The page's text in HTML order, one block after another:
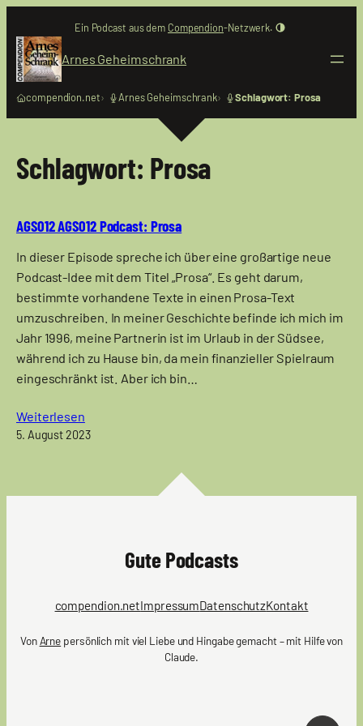
Inhalt
springen
Ein Podcast aus dem Compendion-Netzwerk.
Arnes Geheimschrank
compendion.net Arnes Geheimschrank Schlagwort: Prosa
Schlagwort: Prosa
AGS012 AGS012 Podcast: Prosa
In dieser Episode spreche ich über eine großartige neue
Podcast-Idee mit dem Titel „Prosa“. Es geht darum,
bestimmte vorhandene Texte in einen Prosa-Text
umzuschreiben. In meiner Geschichte befinde ich mich im
Jahr 1996, meine Partnerin ist im Urlaub in der Südsee,
während ich zu Hause bin, da mein finanzieller Spielraum
eingeschränkt ist. Aber ich bin…
Weiterlesen
5. August 2023
Gute Podcasts
compendion.netImpressumDatenschutzKontakt
VonArne persönlich mit viel Liebe und Hingabe gemacht – mit Hilfe von
Claude.